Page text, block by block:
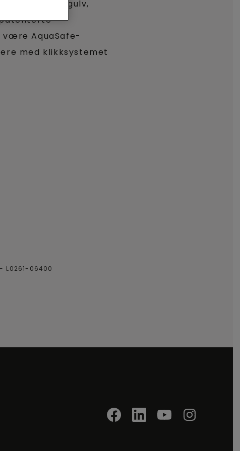
Sensation-gulv,
AquaSafe-
med klikksystemet
L0261-06400